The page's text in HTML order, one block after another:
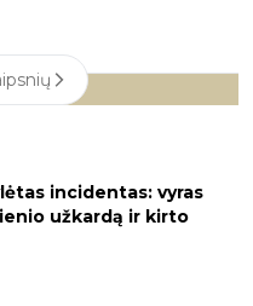
incidentas: vyras
užkardą ir kirto